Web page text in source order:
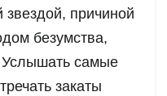
причиной
безумства,
Услышать самые
закаты